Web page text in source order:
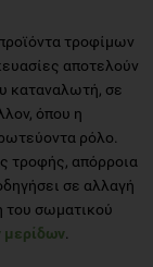
τροφίμων
αποτελούν
καταναλωτή, σε
όπου η
ρόλο.
τροφής, απόρροια
σε αλλαγή
του σωματικού
μερίδων